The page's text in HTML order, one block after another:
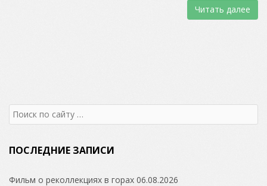
Читать далее
Search
for:
ПОСЛЕДНИЕ ЗАПИСИ
Фильм о реколлекциях в горах 06.08.2026